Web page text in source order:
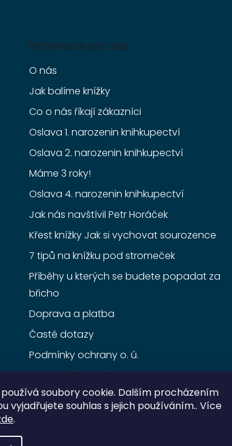
soubory cookie. Dalším procházením
vyjadřujete souhlas s jejich používáním.. Více
.
Informace pro vás
O nás
Jak balíme knížky
Co o nás říkají zákazníci
Oslava 1. narozenin knihkupectví
Oslava 2. narozenin knihkupectví
Máme 3 roky!
Oslava 4. narozenin knihkupectví
Jak nás navštívil Petr Horáček
Křest knížky Jak si vychovat sourozence
7 tipů na knížku pod stromeček
Příběhy u kterých se budete popadat za
břicho
Doprava a platba
Časté dotazy
Podmínky ochrany o. ú.
Obchodní podmínky